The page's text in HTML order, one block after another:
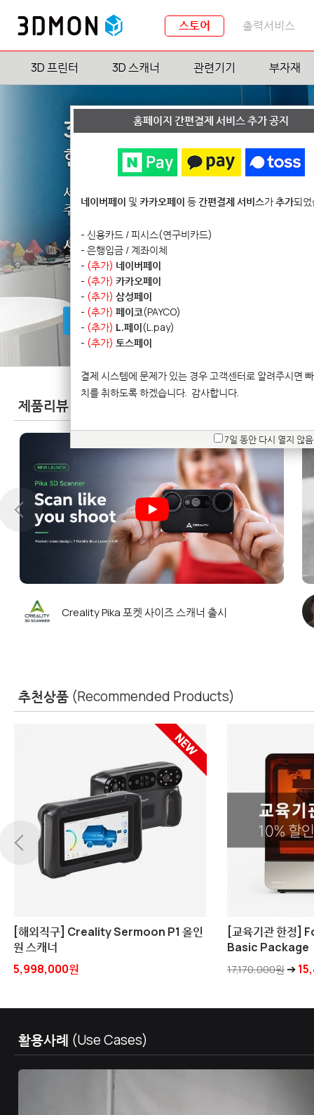
스토어 출력서비스
3D 프린터 3D 스캐너 관련기기 부자재
3D몬 쇼룸(Showroom)
현장 카드결제 가능
서울 지하철 8호선 문정역 10분 거리
주차가능 (2시간 무료)
시간: 평일 10~12pm, 1~5pm (방문 전 예약
주소: 서울 송파구 법원로11길 25
H비지니스파크 B동 512호
방문예약문의
제품리뷰
Creality Pika 포켓 사이즈 스캐너 출시
추천상품 (Recommended Products)
Bambu Lab A2L Combo
[
활용사례 (Use Cases)
홈페이지 간편결제 서비스 추가 공지
네이버페이 및 카카오페이 등간편결제 서비스가추가되
- 신용카드 / 피시스(연구비카드)
- 은행입금 / 계좌이체
- (추가) 네이버페이
- (추가) 카카오페이
- (추가) 삼성페이
- (추가) 페이코(PAYCO)
- (추가) L.페이(L.pay)
- (추가) 토스페이
결제 시스템에 문제가 있는 경우 고객센터로 알려주시면
치를 취하도록 하겠습니다. 감사합니다.
7일 동안 다시 열지 않음